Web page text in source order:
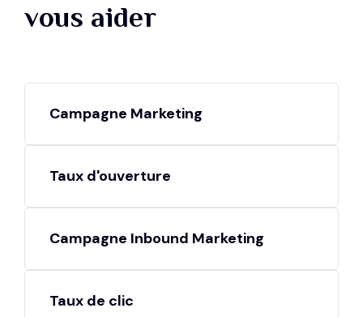
vous aider
Campagne Marketing
Taux d'ouverture
Campagne Inbound Marketing
Taux de clic